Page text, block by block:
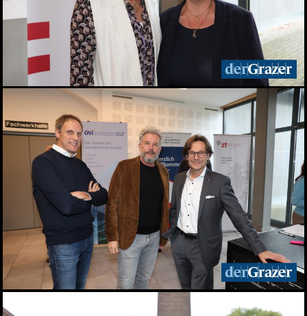
Ein Frühstück für die
Annenstraße - Das vierte
Annenfrühstück
22.07.2026
Seit 50 Jahren steht
Starkoch Johann Lafer in
22.07.2026
Spiel, Spaß und Lernen in
der Kinderstadt Bibongo
Die Grüne Nacht des
steirischen Tourismus
09.07.2026
Sommerfest der
Industriellenvereinigung
Steiermark 2026
08.07.2026